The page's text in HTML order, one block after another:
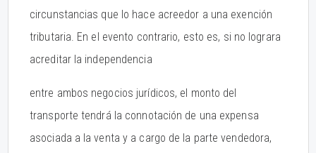
circunstancias que lo hace acreedor a una exención
tributaria. En el evento contrario, esto es, si no lograra
acreditar la independencia
entre ambos negocios jurídicos, el monto del
transporte tendrá la connotación de una expensa
asociada a la venta y a cargo de la parte vendedora,